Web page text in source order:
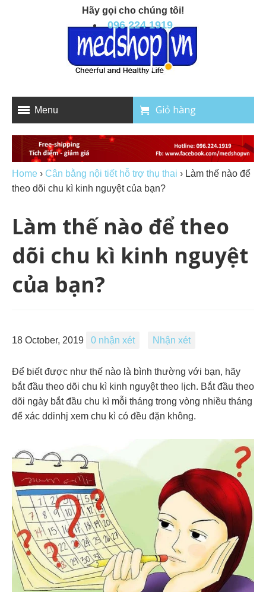
Menu Giỏ hàng
Hãy gọi cho chúng tôi!
096 224 1919
Home › Cân bằng nội tiết hỗ trợ thụ thai › Làm thế nào để
theo dõi chu kì kinh nguyệt của bạn?
Làm thế nào để theo
dõi chu kì kinh nguyệt
của bạn?
18 October, 2019 0 nhận xét Nhận xét
Để biết được như thế nào là bình thường với bạn, hãy
bắt đầu theo dõi chu kì kinh nguyệt theo lịch. Bắt đầu theo
dõi ngày bắt đầu chu kì mỗi tháng trong vòng nhiều tháng
để xác ddinhj xem chu kì có đều đặn không.